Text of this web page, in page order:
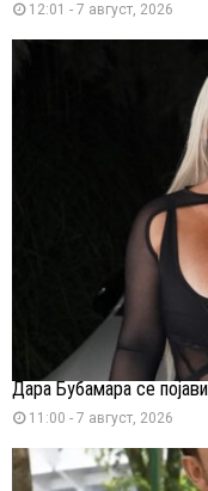
12:01 - 7 август, 2026
Дара Бубамара се
11:00 - 7 август, 2026